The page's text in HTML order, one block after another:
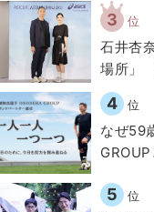
3 位
石井杏
場所」
4 位
なぜ59
5 位